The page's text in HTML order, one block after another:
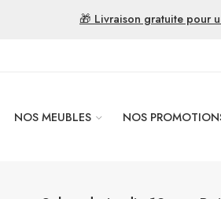
🎁 Livraison gratuite pour
NOS MEUBLES NOS